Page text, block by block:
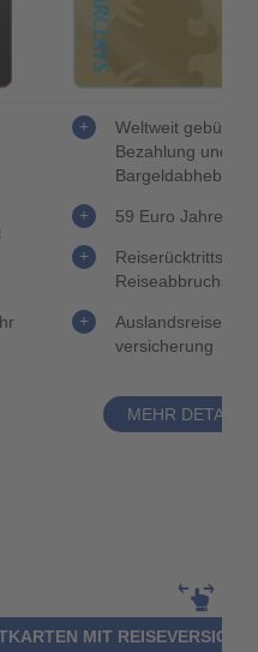
Weltweit
Bezahlung und
Bargeldabhebung
59 Euro
Reiserücktritts-
versicherung
MEHR DETAILS
MIT